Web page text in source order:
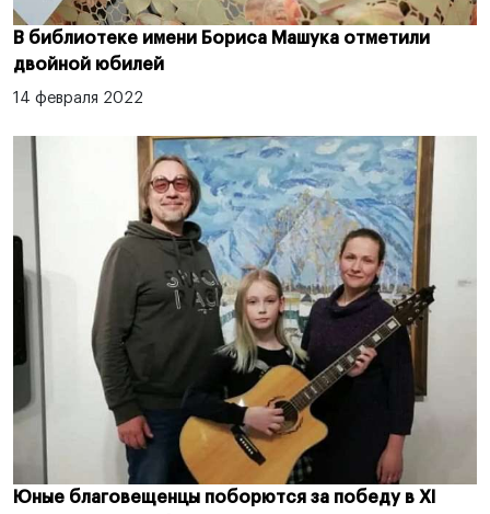
В библиотеке имени Бориса Машука отметили
двойной юбилей
14 февраля 2022
Юные благовещенцы поборются за победу в XI